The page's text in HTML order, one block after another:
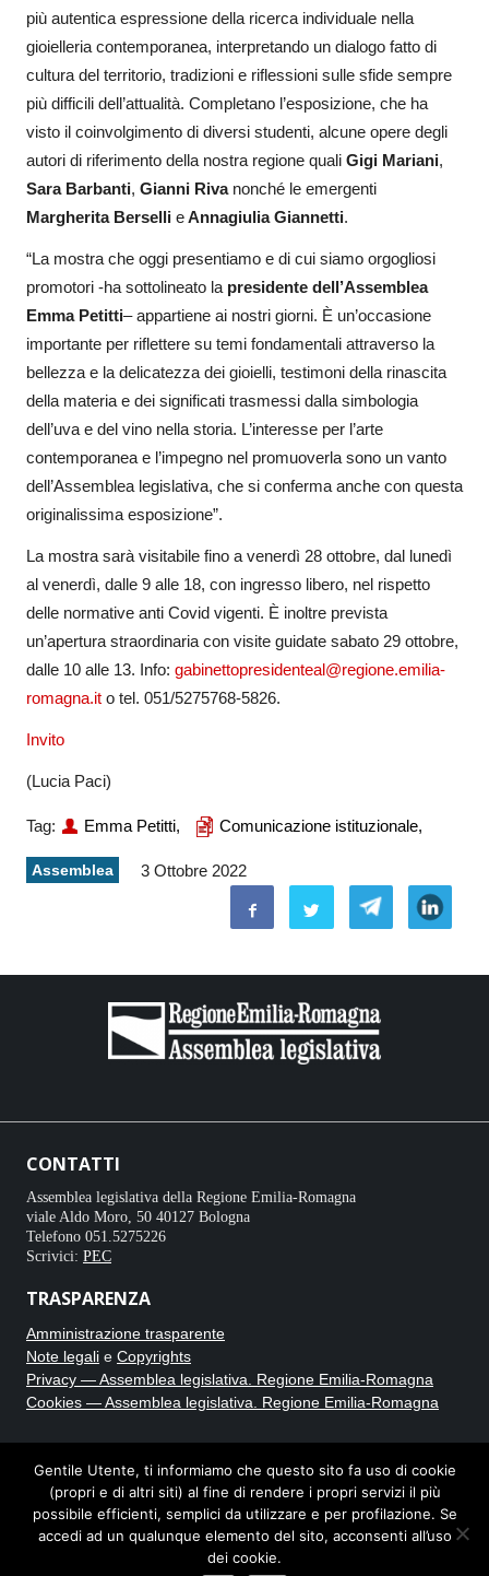
più autentica espressione della ricerca individuale nella
gioielleria contemporanea, interpretando un dialogo fatto di
cultura del territorio, tradizioni e riflessioni sulle sfide sempre
più difficili dell’attualità. Completano l’esposizione, che ha
visto il coinvolgimento di diversi studenti, alcune opere degli
autori di riferimento della nostra regione quali Gigi Mariani,
Sara Barbanti, Gianni Riva nonché le emergenti
Margherita Berselli eAnnagiulia Giannetti.
“La mostra che oggi presentiamo e di cui siamo orgogliosi
promotori -ha sottolineato la presidente dell’Assemblea
Emma Petitti– appartiene ai nostri giorni. È un’occasione
importante per riflettere su temi fondamentali attraverso la
bellezza e la delicatezza dei gioielli, testimoni della rinascita
della materia e dei significati trasmessi dalla simbologia
dell’uva e del vino nella storia. L’interesse per l’arte
contemporanea e l’impegno nel promuoverla sono un vanto
dell’Assemblea legislativa, che si conferma anche con questa
originalissima esposizione”.
La mostra sarà visitabile fino a venerdì 28 ottobre, dal lunedì
al venerdì, dalle 9 alle 18, con ingresso libero, nel rispetto
delle normative anti Covid vigenti. È inoltre prevista
un’apertura straordinaria con visite guidate sabato 29 ottobre,
dalle 10 alle 13. Info: gabinettopresidenteal@regione.emilia-
romagna.it o tel. 051/5275768-5826.
Invito
(Lucia Paci)
Tag: Emma Petitti, Comunicazione istituzionale,
Assemblea 3 Ottobre 2022
CONTATTI
Assemblea legislativa della Regione Emilia-Romagna
viale Aldo Moro, 50 40127 Bologna
Telefono 051.5275226
Scrivici: PEC
TRASPARENZA
Amministrazione trasparente
Note legali e Copyrights
Privacy — Assemblea legislativa. Regione Emilia-Romagna
Cookies — Assemblea legislativa. Regione Emilia-Romagna
CRONACA BIANCA
Testata giornalistica online registrata al Tribunale di Bologna con
autorizzazione n. 8235. Direttore responsabile Carmine Caputo.
Gentile Utente, ti informiamo che questo sito fa uso di cookie
(propri e di altri siti) al fine di rendere i propri servizi il più
possibile efficienti, semplici da utilizzare e per profilazione. Se
accedi ad un qualunque elemento del sito, acconsenti all’uso
dei cookie.